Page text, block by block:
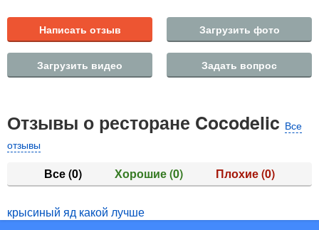
Написать отзыв Загрузить фото
Загрузить видео Задать вопрос
Отзывы о ресторане Cocodelic Все
отзывы
Все(0) Хорошие(0) Плохие(0)
крысиный яд какой лучше